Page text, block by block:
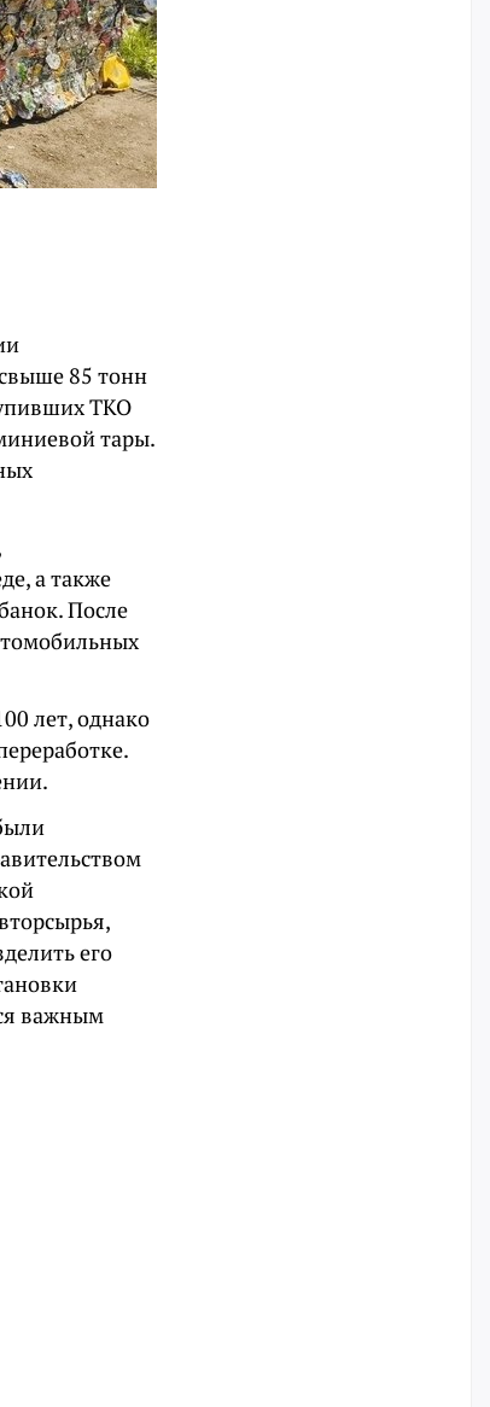
85 тонн
ТКО
тары.
а также
После
лет, однако
его
важным